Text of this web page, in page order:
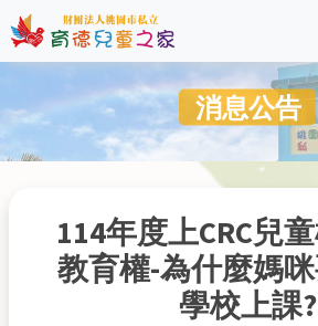
消息公告
114年度上CRC兒
教育權-為什麼媽
學校上課?